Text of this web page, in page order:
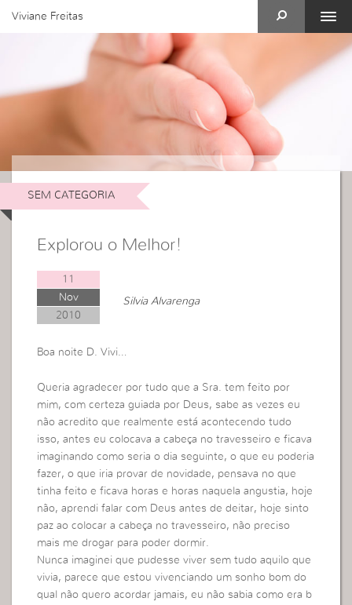
Viviane Freitas
SEM CATEGORIA
Explorou o Melhor!
11
Nov
2010
Silvia Alvarenga
Boa noite D. Vivi…
Queria agradecer por tudo que a Sra. tem feito por
mim, com certeza guiada por Deus, sabe as vezes eu
não acredito que realmente está acontecendo tudo
isso, antes eu colocava a cabeça no travesseiro e ficava
imaginando como seria o dia seguinte, o que eu poderia
fazer, o que iria provar de novidade, pensava no que
tinha feito e ficava horas e horas naquela angustia, hoje
não, aprendi falar com Deus antes de deitar, hoje sinto
paz ao colocar a cabeça no travesseiro, não preciso
mais me drogar para poder dormir.
Nunca imaginei que pudesse viver sem tudo aquilo que
vivia, parece que estou vivenciando um sonho bom do
qual não quero acordar jamais, eu não sabia como era b